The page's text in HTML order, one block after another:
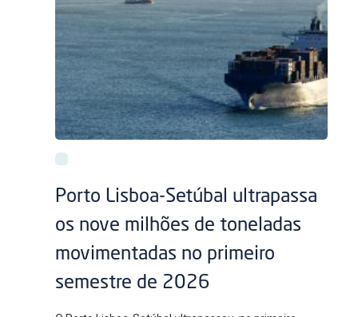
Porto Lisboa-Setúbal ultrapassa
os nove milhões de toneladas
movimentadas no primeiro
semestre de 2026